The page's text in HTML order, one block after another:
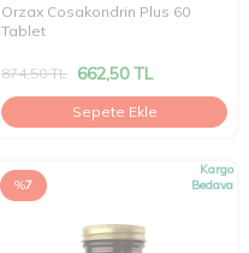
Orzax Cosakondrin Plus 60
Tablet
874,50TL 662,50TL
Sepete Ekle
%7
Kargo
Bedava